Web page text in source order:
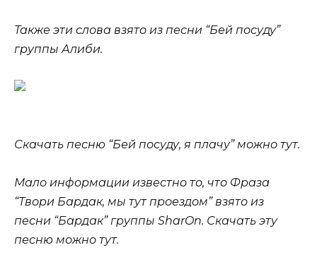
Также эти слова взято из песни “Бей посуду”
группы Алиби.
Скачать песню “Бей посуду, я плачу” можно тут.
Мало информации известно то, что Фраза
“Твори Бардак, мы тут проездом” взято из
песни “Бардак” группы SharOn. Скачать эту
песню можно тут.